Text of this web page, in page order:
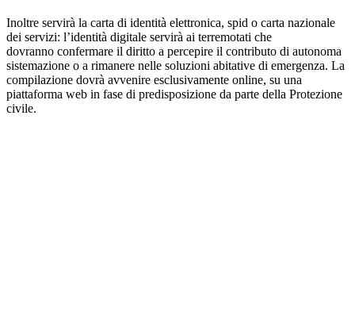
Inoltre servirà la carta di identità elettronica, spid o carta nazionale
dei servizi: l’identità digitale servirà ai terremotati che
dovranno confermare il diritto a percepire il contributo di autonoma
sistemazione o a rimanere nelle soluzioni abitative di emergenza. La
compilazione dovrà avvenire esclusivamente online, su una
piattaforma web in fase di predisposizione da parte della Protezione
civile.